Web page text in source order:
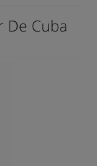
De Cuba